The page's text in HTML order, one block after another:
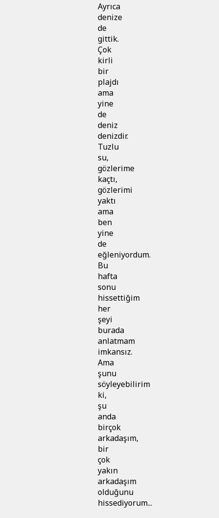
Ayrıca
denize
de
gittik.
Çok
kirli
bir
plajdı
ama
yine
de
deniz
denizdir.
Tuzlu
su,
gözlerime
kaçtı,
gözlerimi
yaktı
ama
ben
yine
de
eğleniyordum.
Bu
hafta
sonu
hissettiğim
her
şeyi
burada
anlatmam
imkansız.
Ama
şunu
söyleyebilirim
ki,
şu
anda
birçok
arkadaşım,
bir
çok
yakın
arkadaşım
olduğunu
hissediyorum...